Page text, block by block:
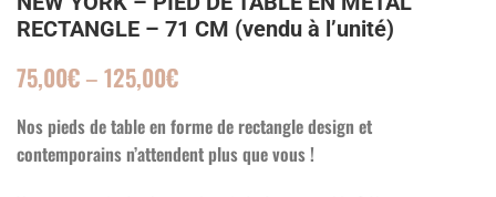
RECTANGLE – 71 CM (vendu à l’unité)
75,00€–125,00€
Nos pieds de table en forme de rectangle design et
contemporains n’attendent plus que vous !